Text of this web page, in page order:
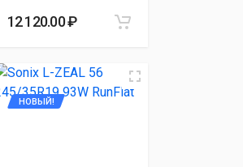
12 120.00 ₽
НОВЫЙ!